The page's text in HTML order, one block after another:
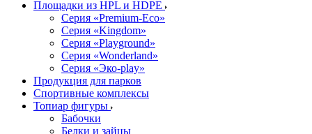
Площадки из HPL и HDPE
Серия «Premium-Eco»
Серия «Kingdom»
Серия «Playground»
Серия «Wonderland»
Серия «Эко-play»
Продукция для парков
Спортивные комплексы
Топиар фигуры
Бабочки
Белки и зайцы